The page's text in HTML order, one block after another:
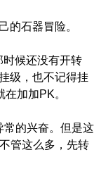
的石器冒险。
候还没有开转
级，也不记得挂
加加PK。
常的兴奋。但是这
管这么多，先转